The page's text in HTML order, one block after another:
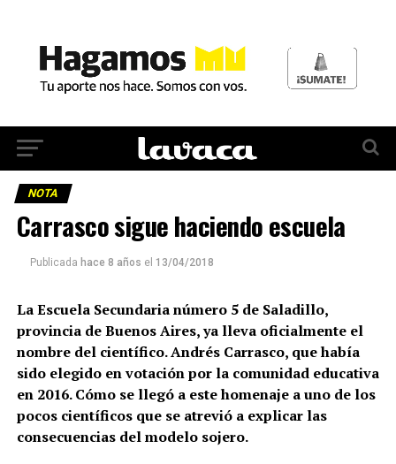
NOTA
Carrasco sigue haciendo escuela
Publicada hace 8 años el 13/04/2018
La Escuela Secundaria número 5 de Saladillo,
provincia de Buenos Aires, ya lleva oficialmente el
nombre del científico. Andrés Carrasco, que había
sido elegido en votación por la comunidad educativa
en 2016. Cómo se llegó a este homenaje a uno de los
pocos científicos que se atrevió a explicar las
consecuencias del modelo sojero.